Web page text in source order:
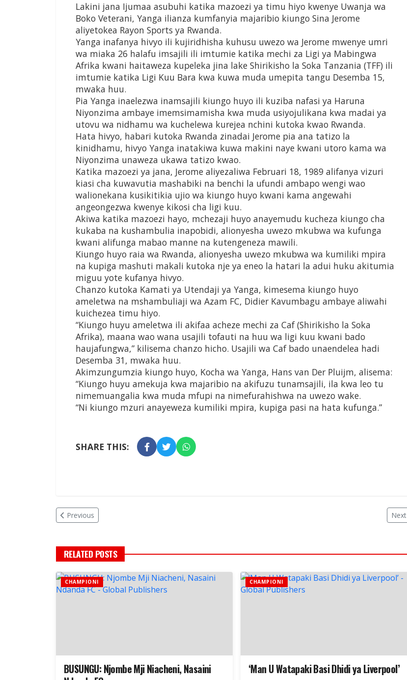
Lakini jana Ijumaa asubuhi katika mazoezi ya timu hiyo kwenye Uwanja wa
Boko Veterani, Yanga ilianza kumfanyia majaribio kiungo Sina Jerome
aliyetokea Rayon Sports ya Rwanda.
Yanga inafanya hivyo ili kujiridhisha kuhusu uwezo wa Jerome mwenye umri
wa miaka 26 halafu imsajili ili imtumie katika mechi za Ligi ya Mabingwa
Afrika kwani haitaweza kupeleka jina lake Shirikisho la Soka Tanzania (TFF) ili
imtumie katika Ligi Kuu Bara kwa kuwa muda umepita tangu Desemba 15,
mwaka huu.
Pia Yanga inaelezwa inamsajili kiungo huyo ili kuziba nafasi ya Haruna
Niyonzima ambaye imemsimamisha kwa muda usiyojulikana kwa madai ya
utovu wa nidhamu wa kuchelewa kurejea nchini kutoka kwao Rwanda.
Hata hivyo, habari kutoka Rwanda zinadai Jerome pia ana tatizo la
kinidhamu, hivyo Yanga inatakiwa kuwa makini naye kwani utoro kama wa
Niyonzima unaweza ukawa tatizo kwao.
Katika mazoezi ya jana, Jerome aliyezaliwa Februari 18, 1989 alifanya vizuri
kiasi cha kuwavutia mashabiki na benchi la ufundi ambapo wengi wao
walionekana kusikitikia ujio wa kiungo huyo kwani kama angewahi
angeongezwa kwenye kikosi cha ligi kuu.
Akiwa katika mazoezi hayo, mchezaji huyo anayemudu kucheza kiungo cha
kukaba na kushambulia inapobidi, alionyesha uwezo mkubwa wa kufunga
kwani alifunga mabao manne na kutengeneza mawili.
Kiungo huyo raia wa Rwanda, alionyesha uwezo mkubwa wa kumiliki mpira
na kupiga mashuti makali kutoka nje ya eneo la hatari la adui huku akitumia
miguu yote kufanya hivyo.
Chanzo kutoka Kamati ya Utendaji ya Yanga, kimesema kiungo huyo
ameletwa na mshambuliaji wa Azam FC, Didier Kavumbagu ambaye aliwahi
kuichezea timu hiyo.
“Kiungo huyu ameletwa ili akifaa acheze mechi za Caf (Shirikisho la Soka
Afrika), maana wao wana usajili tofauti na huu wa ligi kuu kwani bado
haujafungwa,” kilisema chanzo hicho. Usajili wa Caf bado unaendelea hadi
Desemba 31, mwaka huu.
Akimzungumzia kiungo huyo, Kocha wa Yanga, Hans van Der Pluijm, alisema:
“Kiungo huyu amekuja kwa majaribio na akifuzu tunamsajili, ila kwa leo tu
nimemuangalia kwa muda mfupi na nimefurahishwa na uwezo wake.
“Ni kiungo mzuri anayeweza kumiliki mpira, kupiga pasi na hata kufunga.”
SHARE THIS:
Previous Next
RELATED POSTS
CHAMPIONI
BUSUNGU: Njombe Mji Niacheni, Nasaini
CHAMPIONI
‘Man U Watapaki Basi Dhidi ya Liverpool’